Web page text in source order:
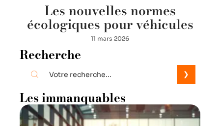
Les nouvelles normes
écologiques pour véhicules
11 mars 2026
Recherche
Les immanquables